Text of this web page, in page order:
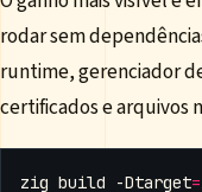
rodar sem
runtime, gerenciador
certificados e arquivos
zig build -Dtarget=